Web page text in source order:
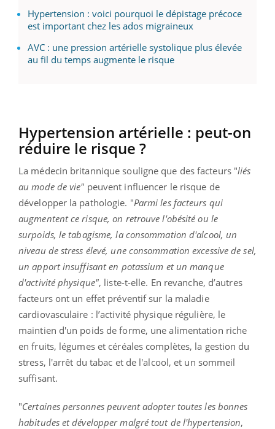
Hypertension : voici pourquoi le dépistage précoce
est important chez les ados migraineux
AVC : une pression artérielle systolique plus élevée
au fil du temps augmente le risque
Hypertension artérielle : peut-on
réduire le risque ?
La médecin britannique souligne que des facteurs "liés
au mode de vie" peuvent influencer le risque de
développer la pathologie. "Parmi les facteurs qui
augmentent ce risque, on retrouve l'obésité ou le
surpoids, le tabagisme, la consommation d'alcool, un
niveau de stress élevé, une consommation excessive de sel,
un apport insuffisant en potassium et un manque
d'activité physique", liste-t-elle. En revanche, d’autres
facteurs ont un effet préventif sur la maladie
cardiovasculaire : l’activité physique régulière, le
maintien d'un poids de forme, une alimentation riche
en fruits, légumes et céréales complètes, la gestion du
stress, l'arrêt du tabac et de l'alcool, et un sommeil
suffisant.
"Certaines personnes peuvent adopter toutes les bonnes
habitudes et développer malgré tout de l'hypertension,